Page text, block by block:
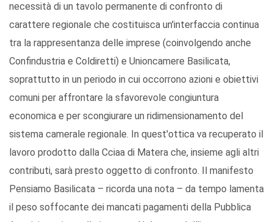
necessità di un tavolo permanente di confronto di
carattere regionale che costituisca un'interfaccia continua
tra la rappresentanza delle imprese (coinvolgendo anche
Confindustria e Coldiretti) e Unioncamere Basilicata,
soprattutto in un periodo in cui occorrono azioni e obiettivi
comuni per affrontare la sfavorevole congiuntura
economica e per scongiurare un ridimensionamento del
sistema camerale regionale. In quest'ottica va recuperato il
lavoro prodotto dalla Cciaa di Matera che, insieme agli altri
contributi, sarà presto oggetto di confronto. Il manifesto
Pensiamo Basilicata – ricorda una nota – da tempo lamenta
il peso soffocante dei mancati pagamenti della Pubblica